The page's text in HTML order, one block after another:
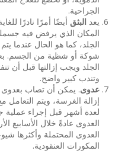
الجراحية.
يعد البثق أيضًا أمرًا نادرًا
المكان الذي يرفض فيه
الجلد، كما هو الحال عندما
شوكة أو شظية من الجسم.
الجلد ويجب إزالتها قبل أن
وتندب كبير واضح.
عدوى. يمكن أن تصاب بعدوى
إزالة الغرسة، ويتم التعامل
لعدة أشهر قبل إجراء عملية
العدوى عادةً خلال الأسابيع
العدوى المحتملة وأكثرها
المكورات العنقودية.